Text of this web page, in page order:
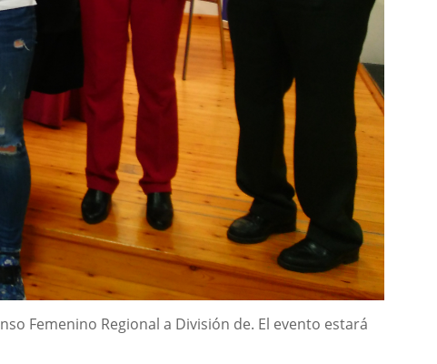
Femenino Regional a División de. El evento estará